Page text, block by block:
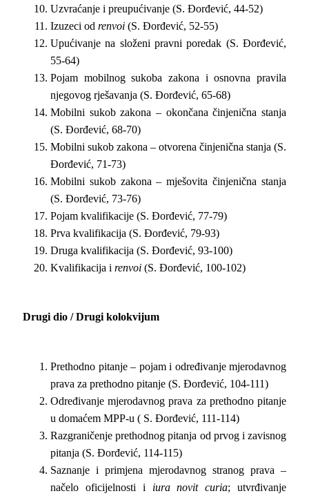
Uzvraćanje i preupućivanje (S. Đorđević, 44-52)
Izuzeci od renvoi (S. Đorđević, 52-55)
Upućivanje na složeni pravni poredak (S. Đorđević,
55-64)
Pojam mobilnog sukoba zakona i osnovna pravila
njegovog rješavanja (S. Đorđević, 65-68)
Mobilni sukob zakona – okončana činjenična stanja
(S. Đorđević, 68-70)
Mobilni sukob zakona – otvorena činjenična stanja (S.
Đorđević, 71-73)
Mobilni sukob zakona – mješovita činjenična stanja
(S. Đorđević, 73-76)
Pojam kvalifikacije (S. Đorđević, 77-79)
Prva kvalifikacija (S. Đorđević, 79-93)
Druga kvalifikacija (S. Đorđević, 93-100)
Kvalifikacija i renvoi (S. Đorđević, 100-102)
Drugi dio / Drugi kolokvijum
Prethodno pitanje – pojam i određivanje mjerodavnog
prava za prethodno pitanje (S. Đorđević, 104-111)
Određivanje mjerodavnog prava za prethodno pitanje
u domaćem MPP-u ( S. Đorđević, 111-114)
Razgraničenje prethodnog pitanja od prvog i zavisnog
pitanja (S. Đorđević, 114-115)
Saznanje i primjena mjerodavnog stranog prava –
načelo oficijelnosti i iura novit curia; utvrđivanje